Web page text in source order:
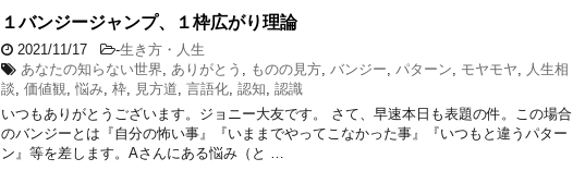
１バンジージャンプ、１枠広がり理論
2021/11/17 -生き方・人生
あなたの知らない世界, ありがとう , ものの見方, バンジー, パターン, モヤモヤ, 人生相
談, 価値観, 悩み, 枠, 見方道, 言語化, 認知, 認識
いつもありがとうございます。ジョニー大友です。 さて、早速本日も表題の件。この場合
のバンジーとは『自分の怖い事』『いままでやってこなかった事』『いつもと違うパター
ン』等を差します。Aさんにある悩み（と …